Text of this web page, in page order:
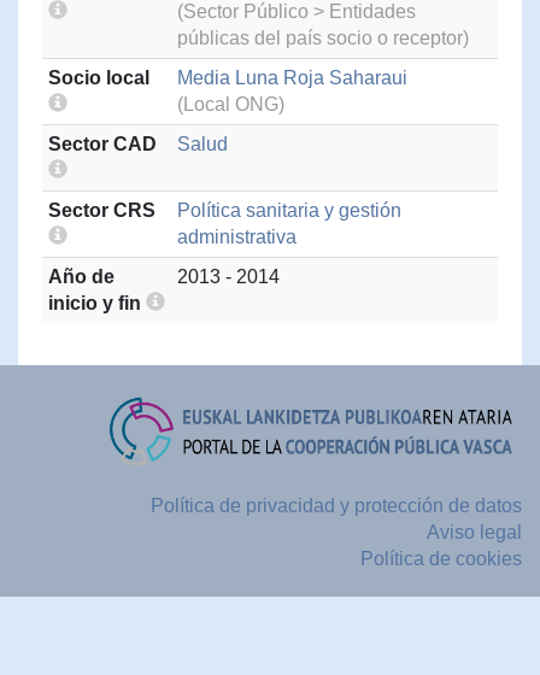
(Sector Público > Entidades
públicas del país socio o receptor)
Socio local
Media Luna Roja Saharaui
(Local ONG)
Sector CAD
Salud
Sector CRS
Política sanitaria y gestión
administrativa
Año de
inicio y fin
2013 - 2014
Política de privacidad y protección de datos
Aviso legal
Política de cookies